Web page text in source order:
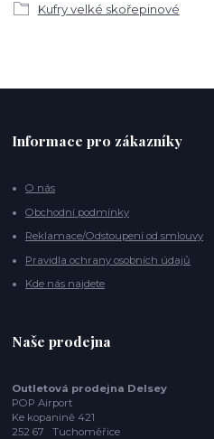
Kufry velké skořepinové
Informace pro zákazníky
O nás
Obchodní podmínky
Reklamace/Odstoupení od smlouvy
Pravidla ochrany osobních údajů
Kde nás najdete
Naše prodejna
Outletová prodejna Delsey
POP Airport
Ke kopanině 421
252 67 Tuchoměřice